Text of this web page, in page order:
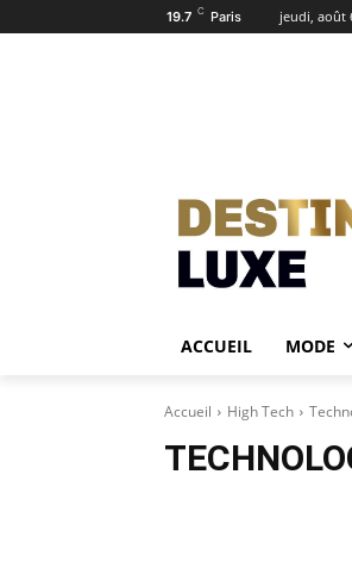
19.7 C Paris jeudi, août
ACCUEIL MODE
Accueil High Tech